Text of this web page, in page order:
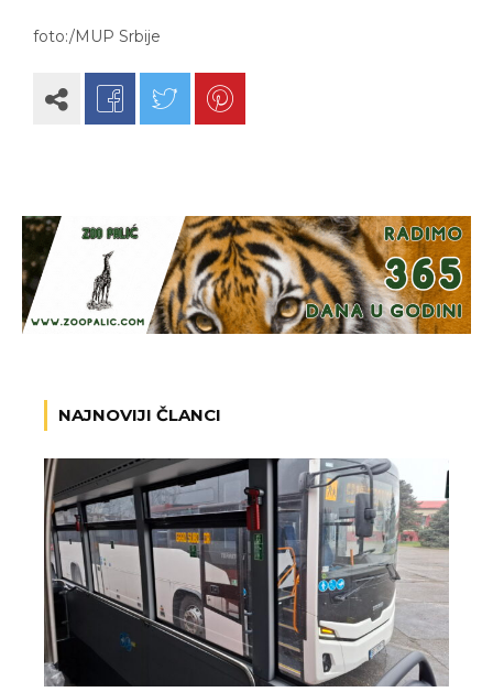
foto:/MUP Srbije
NAJNOVIJI ČLANCI